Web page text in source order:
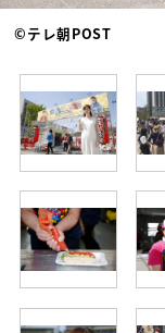
©テレ朝POST